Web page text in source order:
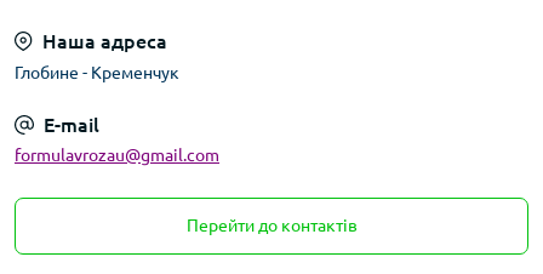
Наша адреса
Глобине - Кременчук
E-mail
formulavrozau@gmail.com
Перейти до контактів